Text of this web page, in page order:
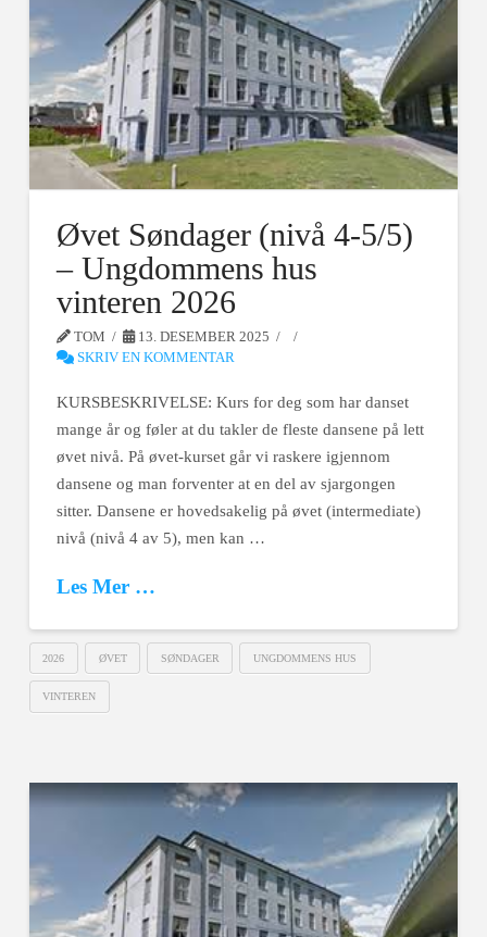
Øvet Søndager (nivå 4-5/5)
– Ungdommens hus
vinteren 2026
TOM
13. DESEMBER 2025
SKRIV EN KOMMENTAR
KURSBESKRIVELSE: Kurs for deg som har danset
mange år og føler at du takler de fleste dansene på lett
øvet nivå. På øvet-kurset går vi raskere igjennom
dansene og man forventer at en del av sjargongen
sitter. Dansene er hovedsakelig på øvet (intermediate)
nivå (nivå 4 av 5), men kan …
Les Mer …
2026 ØVET SØNDAGER UNGDOMMENS HUS
VINTEREN